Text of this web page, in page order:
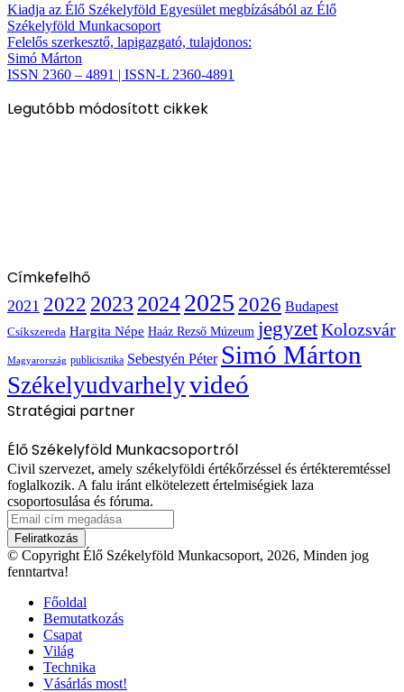
Kiadja az Élő Székelyföld Egyesület megbízásából az Élő
Székelyföld Munkacsoport
Felelős szerkesztő, lapigazgató, tulajdonos:
Simó Márton
ISSN 2360 – 4891 | ISSN-L 2360-4891
Legutóbb módosított cikkek
Címkefelhő
2021 2022 2023 20242025 2026 Budapest
Csíkszereda Hargita Népe Haáz Rezső Múzeum jegyzetKolozsvár
Magyarország publicisztika Sebestyén Péter Simó Márton
Székelyudvarhelyvideó
Stratégiai partner
Élő Székelyföld Munkacsoportról
Civil szervezet, amely székelyföldi értékőrzéssel és értékteremtéssel
foglalkozik. A falu iránt elkötelezett értelmiségiek laza
csoportosulása és fóruma.
Email
cím
megadása
© Copyright Élő Székelyföld Munkacsoport, 2026, Minden jog
fenntartva!
Főoldal
Bemutatkozás
Csapat
Világ
Technika
Vásárlás most!